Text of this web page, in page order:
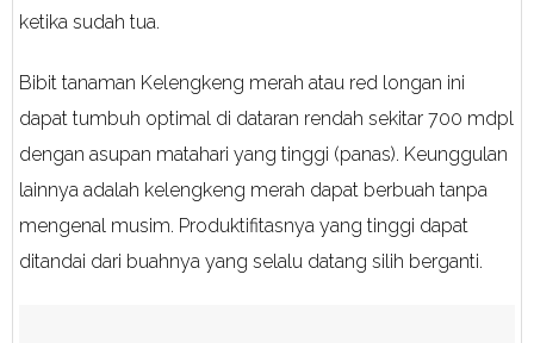
ketika sudah tua.
Bibit tanaman Kelengkeng merah atau red longan ini
dapat tumbuh optimal di dataran rendah sekitar 700 mdpl
dengan asupan matahari yang tinggi (panas). Keunggulan
lainnya adalah kelengkeng merah dapat berbuah tanpa
mengenal musim. Produktifitasnya yang tinggi dapat
ditandai dari buahnya yang selalu datang silih berganti.